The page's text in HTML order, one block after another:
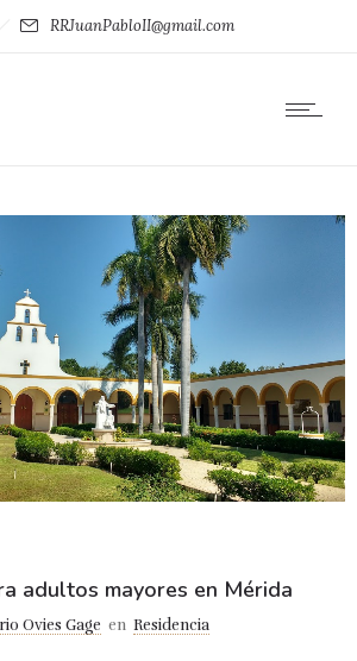
RRJuanPabloII@gmail.com
adultos mayores en Mérida
Ovies Gage en Residencia